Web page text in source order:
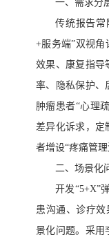
一、需求分
传统报告常
+服务端”双视
效果、康复指导
率、隐私保护、
肿瘤患者“心理
差异化诉求，定
者增设“疼痛管理
二、场景化
开发“5+X”
患沟通、诊疗
景化问题。采用